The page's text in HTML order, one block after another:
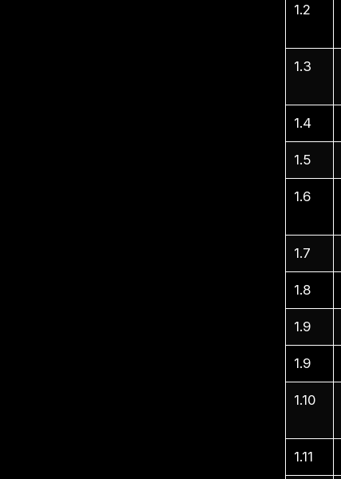
1.2
1.3
1.4
1.5
1.6
1.7
1.8
1.9
1.9
1.10
1.11